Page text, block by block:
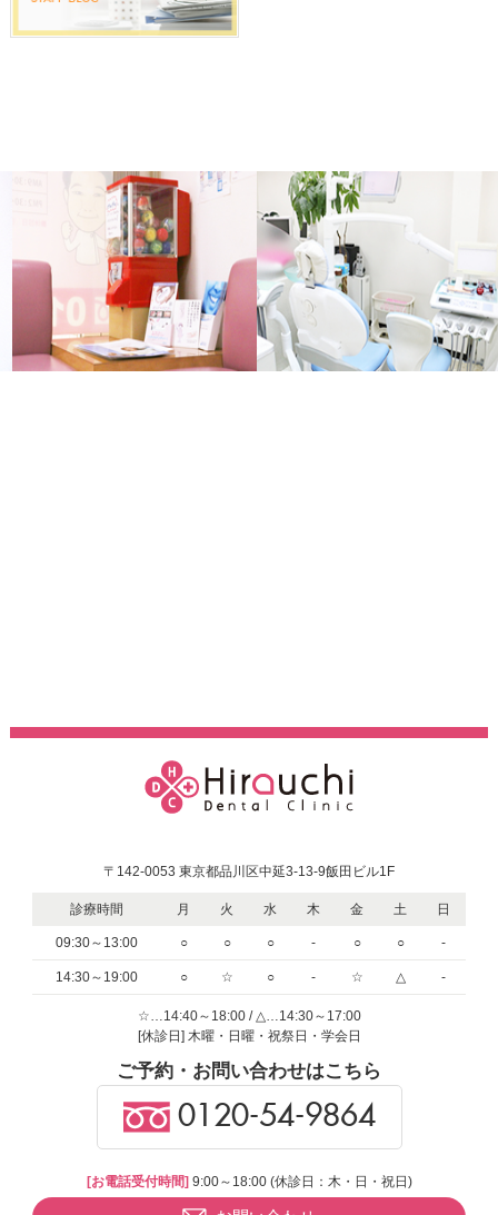
〒142-0053 東京都品川区中延3-13-9飯田ビル1F
診療時間 月 火 水 木 金 土 日
09:30～13:00 ○ ○ ○ - ○ ○ -
14:30～19:00 ○ ☆ ○ - ☆ △ -
☆…14:40～18:00 / △…14:30～17:00
[休診日] 木曜・日曜・祝祭日・学会日
ご予約・お問い合わせはこちら
0120-54-9864
[お電話受付時間] 9:00～18:00 (休診日：木・日・祝日)